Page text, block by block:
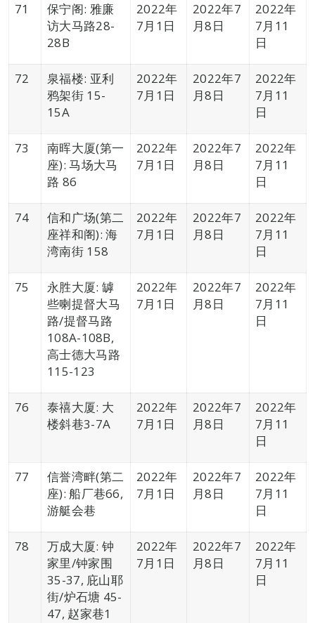
71
保宁阁: 雅廉
访大马路28-
28B
2022年
7月1日
2022年7
月8日
2022年
7月11
日
72
泉福楼: 亚利
鸦架街 15-
15A
2022年
7月1日
2022年7
月8日
2022年
7月11
日
73
南晖大厦(第一
座): 马场大马
路 86
2022年
7月1日
2022年7
月8日
2022年
7月11
日
74
信和广场(第二
座祥和阁): 海
湾南街 158
2022年
7月1日
2022年7
月8日
2022年
7月11
日
75
永胜大厦: 罅
些喇提督大马
路/提督马路
108A-108B,
高士德大马路
115-123
2022年
7月1日
2022年7
月8日
2022年
7月11
日
76
泰禧大厦: 大
楼斜巷3-7A
2022年
7月1日
2022年7
月8日
2022年
7月11
日
77
信誉湾畔(第二
座): 船厂巷66,
游艇会巷
2022年
7月1日
2022年7
月8日
2022年
7月11
日
78
万成大厦: 钟
家里/钟家围
35-37, 庇山耶
街/炉石塘 45-
47, 赵家巷1
2022年
7月1日
2022年7
月8日
2022年
7月11
日